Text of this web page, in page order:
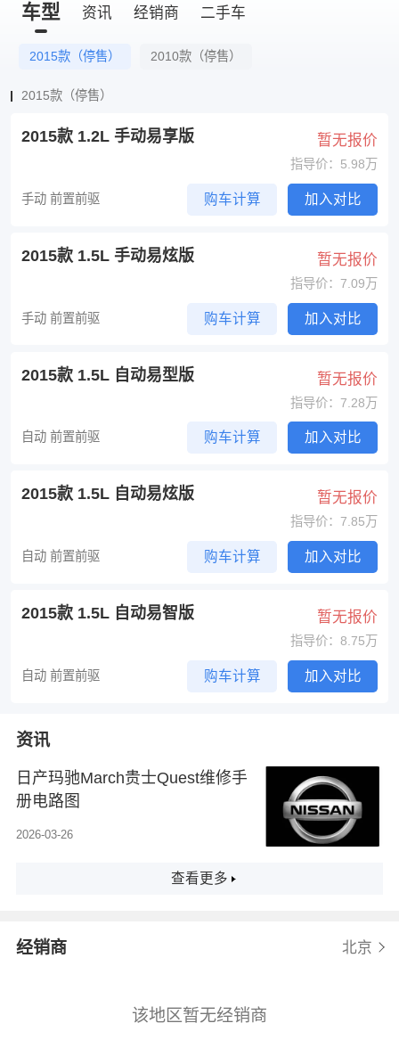
车型 资讯 经销商 二手车
2015款（停售） 2010款（停售）
2015款（停售）
2015款 1.2L 手动易享版 暂无报价
指导价：5.98万
手动 前置前驱 购车计算 加入对比
2015款 1.5L 手动易炫版 暂无报价
指导价：7.09万
手动 前置前驱 购车计算 加入对比
2015款 1.5L 自动易型版 暂无报价
指导价：7.28万
自动 前置前驱 购车计算 加入对比
2015款 1.5L 自动易炫版 暂无报价
指导价：7.85万
自动 前置前驱 购车计算 加入对比
2015款 1.5L 自动易智版 暂无报价
指导价：8.75万
自动 前置前驱 购车计算 加入对比
资讯
日产玛驰March贵士Quest维修手
册电路图
2026-03-26
查看更多
经销商 北京
该地区暂无经销商